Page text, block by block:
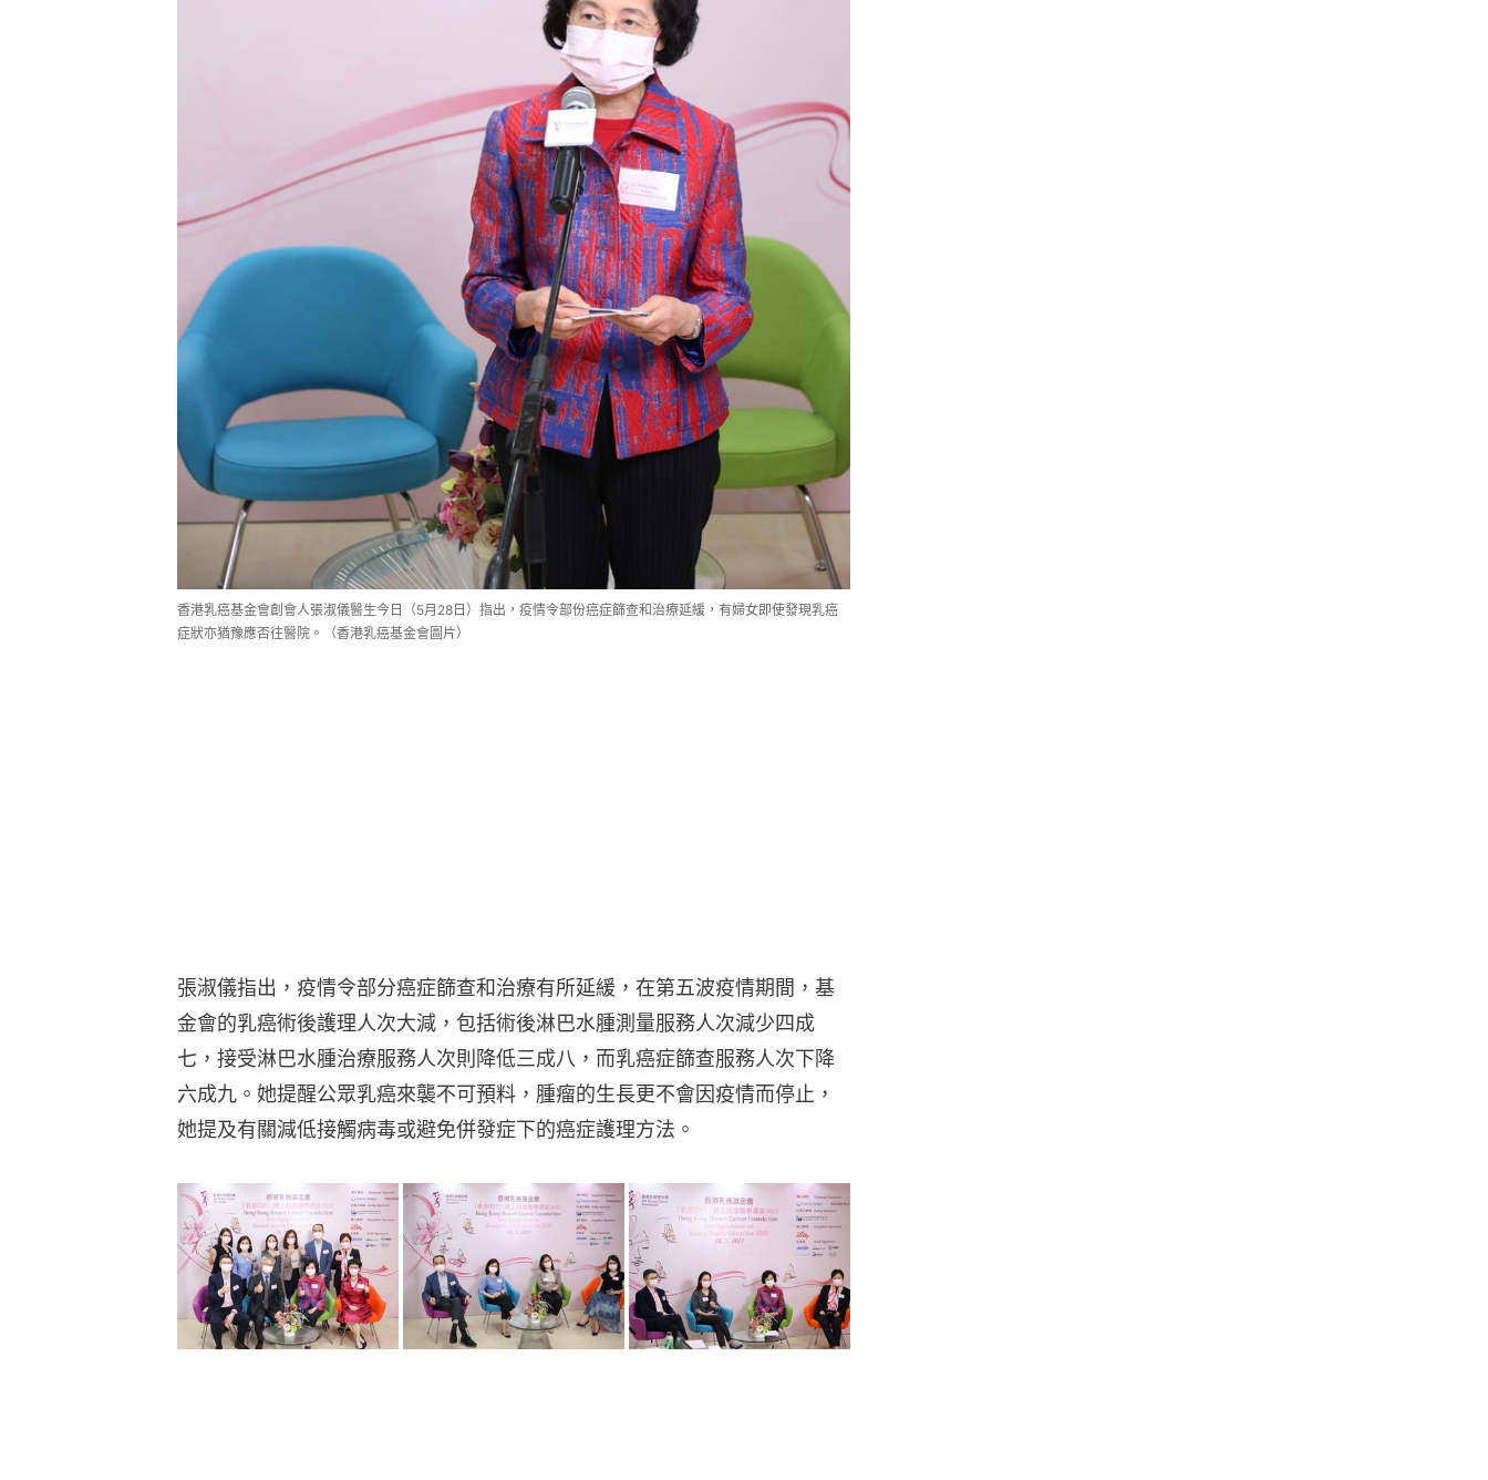
香港乳癌基金會創會人張淑儀醫生今日（5月28日）指出，疫情令部份癌症篩查和治療延緩，有婦女即使發現乳癌
症狀亦猶豫應否往醫院。（香港乳癌基金會圖片）
張淑儀指出，疫情令部分癌症篩查和治療有所延緩，在第五波疫情期間，基
金會的乳癌術後護理人次大減，包括術後淋巴水腫測量服務人次減少四成
七，接受淋巴水腫治療服務人次則降低三成八，而乳癌症篩查服務人次下降
六成九。她提醒公眾乳癌來襲不可預料，腫瘤的生長更不會因疫情而停止，
她提及有關減低接觸病毒或避免併發症下的癌症護理方法。